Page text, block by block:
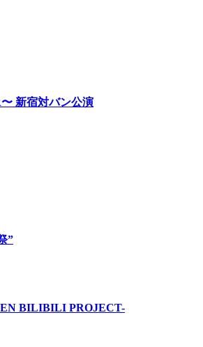
新宿対バン公演
”
BILIBILI PROJECT-